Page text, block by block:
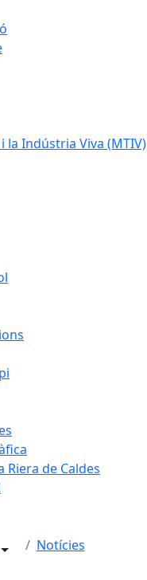
la Indústria Viva (MTIV)
Riera de Caldes
Notícies